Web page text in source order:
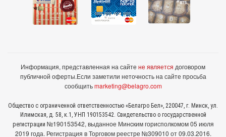
Информация, представленная на сайте не является договором
публичной оферты.Если заметили неточность на сайте просьба
сообщитьmarketing@belagro.com
Общество с ограниченной ответственностью «Белагро Бел», 220047, г. Минск, ул.
Илимская, д. 58, к.1, УНП 190153542. Свидетельство о государственной
регистрации №190153542, выданное Минcким горисполкомом 05 июля
2019 года. Регистрация в Торговом реестре №309010 от 09.03.2016.